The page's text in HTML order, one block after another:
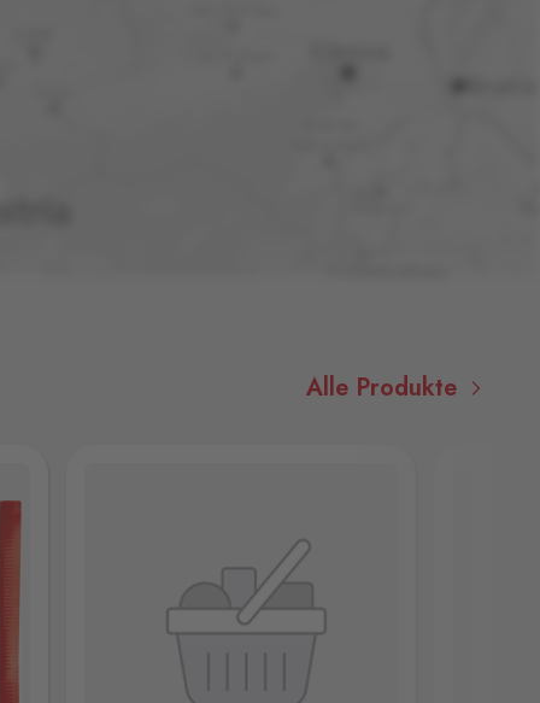
Alle Produkte